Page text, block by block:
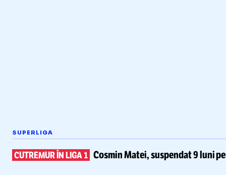
SUPERLIGA
CUTREMUR ÎN LIGA 1 Cosmin Matei,suspendat 9 luni